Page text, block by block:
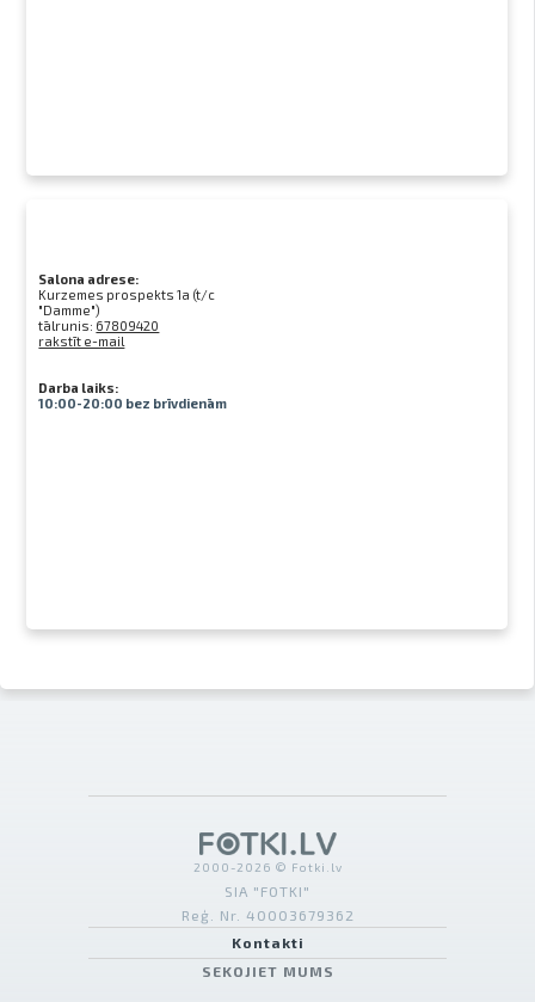
Salona adrese:
Kurzemes prospekts 1a (t/c
"Damme")
tālrunis: 67809420
rakstīt e-mail
Darba laiks:
10:00-20:00 bez brīvdienām
2000-2026 © Fotki.lv
SIA "FOTKI"
Reģ. Nr. 40003679362
Kontakti
SEKOJIET MUMS